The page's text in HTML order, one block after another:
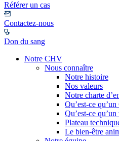
Référer un cas
Contactez-nous
Don du sang
Notre CHV
Nous connaître
Notre histoire
Nos valeurs
Notre charte
Qu’est-ce
Qu’est-ce
Plateau
Le bien-être